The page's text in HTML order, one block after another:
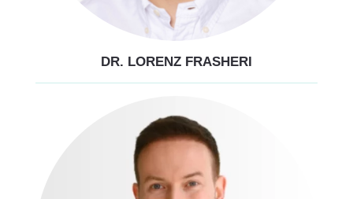
DR. LORENZ FRASHERI